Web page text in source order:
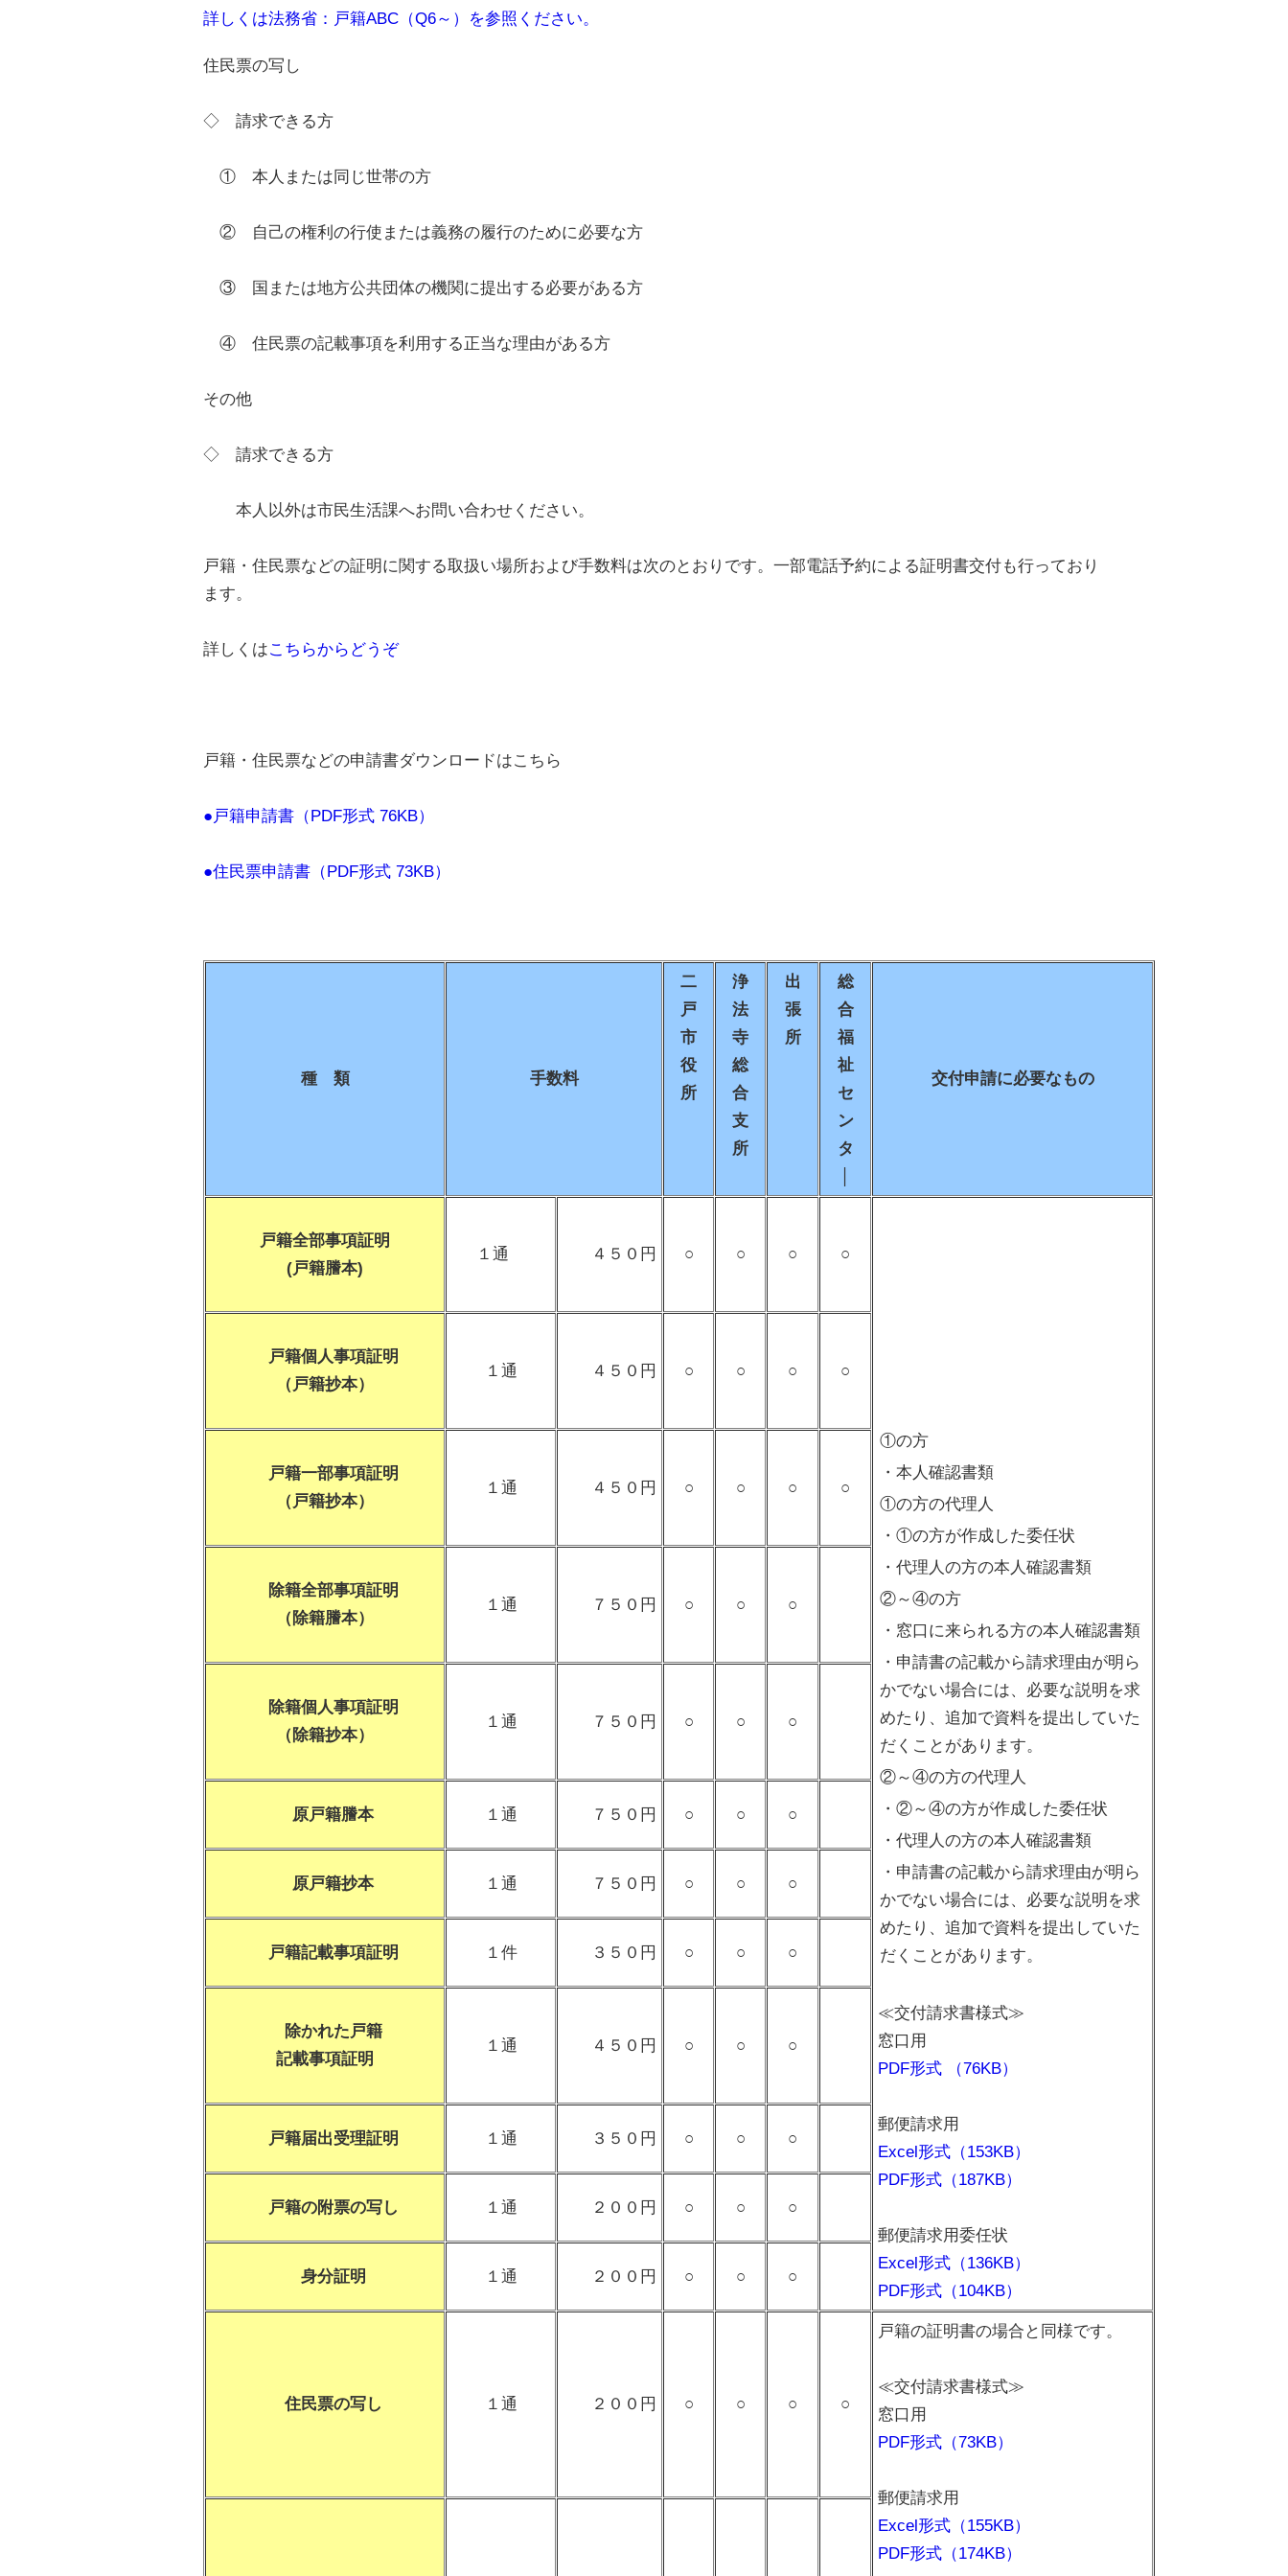
詳しくは法務省：戸籍ABC（Q6～）を参照ください。
住民票の写し
◇ 請求できる方
① 本人または同じ世帯の方
② 自己の権利の行使または義務の履行のために必要な方
③ 国または地方公共団体の機関に提出する必要がある方
④ 住民票の記載事項を利用する正当な理由がある方
その他
◇ 請求できる方
本人以外は市民生活課へお問い合わせください。
戸籍・住民票などの証明に関する取扱い場所および手数料は次のとおりです。一部電話予約による証明書交付も行っており
ます。
詳しくはこちらからどうぞ
戸籍・住民票などの申請書ダウンロードはこちら
●戸籍申請書（PDF形式 76KB）
●住民票申請書（PDF形式 73KB）
種 類 手数料
二
戸
市
役
所
浄
法
寺
総
合
支
所
出
張
所
総
合
福
祉
セ
ン
タ
交付申請に必要なもの
戸籍全部事項証明
(戸籍謄本)
１通 ４５０円 ○ ○ ○ ○
①の方
・本人確認書類
①の方の代理人
・①の方が作成した委任状
・代理人の方の本人確認書類
②～④の方
・窓口に来られる方の本人確認書類
・申請書の記載から請求理由が明ら
かでない場合には、必要な説明を求
めたり、追加で資料を提出していた
だくことがあります。
②～④の方の代理人
・②～④の方が作成した委任状
・代理人の方の本人確認書類
・申請書の記載から請求理由が明ら
かでない場合には、必要な説明を求
めたり、追加で資料を提出していた
だくことがあります。
≪交付請求書様式≫
窓口用
PDF形式 （76KB）
郵便請求用
Excel形式（153KB）
PDF形式（187KB）
郵便請求用委任状
Excel形式（136KB）
PDF形式（104KB）
戸籍個人事項証明
（戸籍抄本）
１通 ４５０円 ○ ○ ○ ○
戸籍一部事項証明
（戸籍抄本）
１通 ４５０円 ○ ○ ○ ○
除籍全部事項証明
（除籍謄本）
１通 ７５０円 ○ ○ ○
除籍個人事項証明
（除籍抄本）
１通 ７５０円 ○ ○ ○
原戸籍謄本 １通 ７５０円 ○ ○ ○
原戸籍抄本 １通 ７５０円 ○ ○ ○
戸籍記載事項証明 １件 ３５０円 ○ ○ ○
除かれた戸籍
記載事項証明
１通 ４５０円 ○ ○ ○
戸籍届出受理証明 １通 ３５０円 ○ ○ ○
戸籍の附票の写し １通 ２００円 ○ ○ ○
身分証明 １通 ２００円 ○ ○ ○
住民票の写し １通 ２００円 ○ ○ ○ ○
戸籍の証明書の場合と同様です。
≪交付請求書様式≫
窓口用
PDF形式（73KB）
郵便請求用
Excel形式（155KB）
PDF形式（174KB）